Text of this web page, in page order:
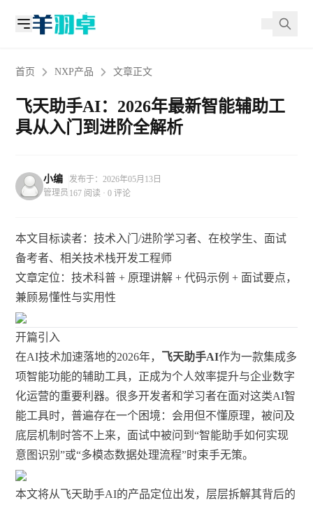
首页 NXP产品 文章正文
飞天助手AI：2026年最新智能辅助工
具从入门到进阶全解析
小编
管理员
发布于：2026年05月13日
167 阅读 · 0 评论
本文目标读者：技术入门/进阶学习者、在校学生、面试
备考者、相关技术栈开发工程师
文章定位：技术科普 + 原理讲解 + 代码示例 + 面试要点，
兼顾易懂性与实用性
开篇引入
在AI技术加速落地的2026年， 飞天助手AI作为一款集成多
项智能功能的辅助工具，正成为个人效率提升与企业数字
化运营的重要利器。很多开发者和学习者在面对这类AI智
能工具时，普遍存在一个困境：会用但不懂原理，被问及
底层机制时答不上来，面试中被问到“智能助手如何实现
意图识别”或“多模态数据处理流程”时束手无策。
本文将从飞天助手AI的产品定位出发，层层拆解其背后的